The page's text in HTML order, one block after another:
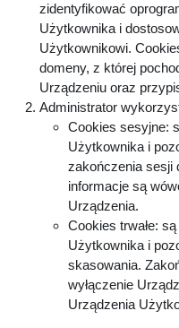
zidentyfikować
Użytkownika i
Użytkownikowi.
domeny, z której
Urządzeniu oraz
Administrator
Cookies sesyjne:
Użytkownika i
zakończenia sesji
informacje są
Urządzenia.
Cookies trwałe:
Użytkownika i
skasowania.
wyłączenie
Urządzenia